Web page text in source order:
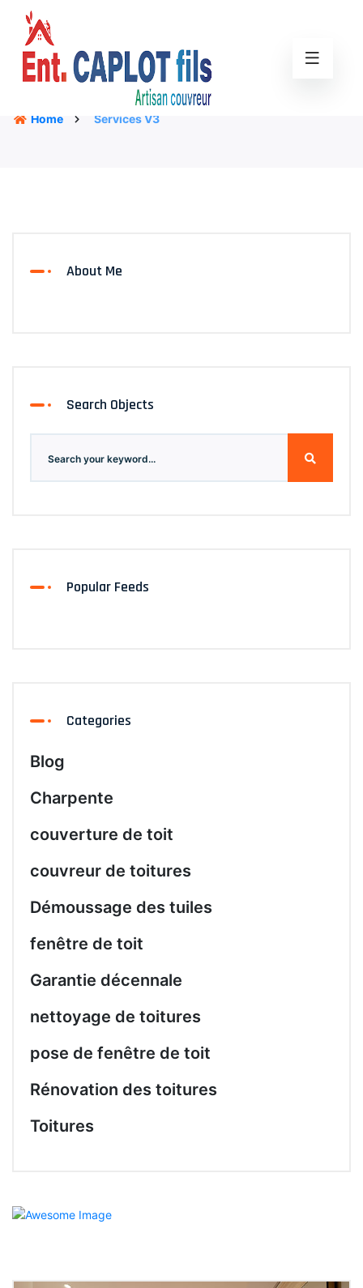
Home Services V3
About Me
Search Objects
Popular Feeds
Categories
Blog
Charpente
couverture de toit
couvreur de toitures
Démoussage des tuiles
fenêtre de toit
Garantie décennale
nettoyage de toitures
pose de fenêtre de toit
Rénovation des toitures
Toitures